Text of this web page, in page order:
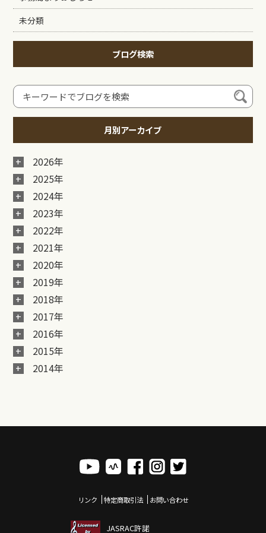
未分類
ブログ検索
月別アーカイブ
2026年
2025年
2024年
2023年
2022年
2021年
2020年
2019年
2018年
2017年
2016年
2015年
2014年
リンク 特定商取引法 お問い合わせ
JASRAC許諾